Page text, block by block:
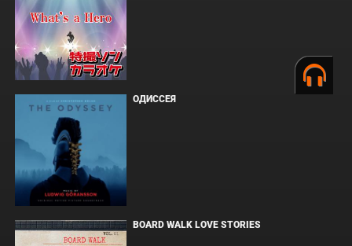
ОДИССЕЯ
BOARD WALK LOVE STORIES